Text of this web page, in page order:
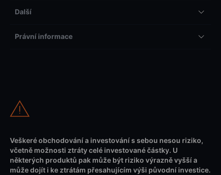
Další
Právní informace
Veškeré obchodování a investování s sebou nesou riziko,
včetně možnosti ztráty celé investované částky. U
některých produktů pak může být riziko výrazně vyšší a
může dojít i ke ztrátám přesahujícím výši původní investice.